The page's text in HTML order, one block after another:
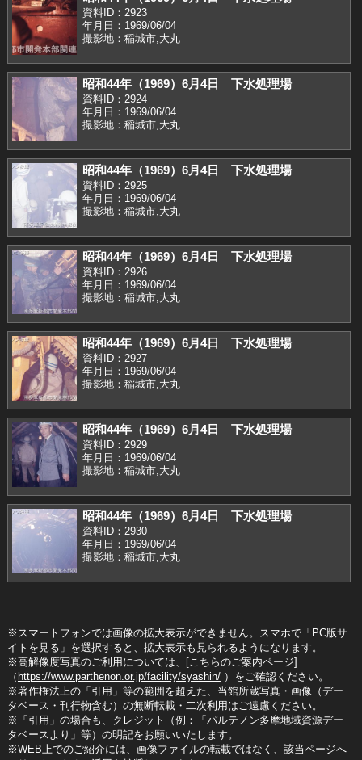
資料ID：2923
年月日：1969/06/04
撮影地：稲城市,大丸
昭和44年（1969）6月4日 下水処理場
資料ID：2924
年月日：1969/06/04
撮影地：稲城市,大丸
昭和44年（1969）6月4日 下水処理場
資料ID：2925
年月日：1969/06/04
撮影地：稲城市,大丸
昭和44年（1969）6月4日 下水処理場
資料ID：2926
年月日：1969/06/04
撮影地：稲城市,大丸
昭和44年（1969）6月4日 下水処理場
資料ID：2927
年月日：1969/06/04
撮影地：稲城市,大丸
昭和44年（1969）6月4日 下水処理場
資料ID：2929
年月日：1969/06/04
撮影地：稲城市,大丸
昭和44年（1969）6月4日 下水処理場
資料ID：2930
年月日：1969/06/04
撮影地：稲城市,大丸
※スマートフォンでは画像の拡大表示ができません。スマホで「PC版サ
イトを見る」を選択すると、拡大表示も見られるようになります。
※高解像度写真のご利用については、[こちらのご案内ページ]
（ https://www.parthenon.or.jp/facility/syashin/）をご確認ください。
※著作権法上の「引用」等の範囲を超えた、当館所蔵写真・画像（デー
タベース・刊行物含む）の無断転載・二次利用はご遠慮ください。
※「引用」の場合も、クレジット（例：「パルテノン多摩地域資源デー
タベースより」等）の明記をお願いいたします。
※WEB上でのご紹介には、画像ファイルの転載ではなく、該当ページへ